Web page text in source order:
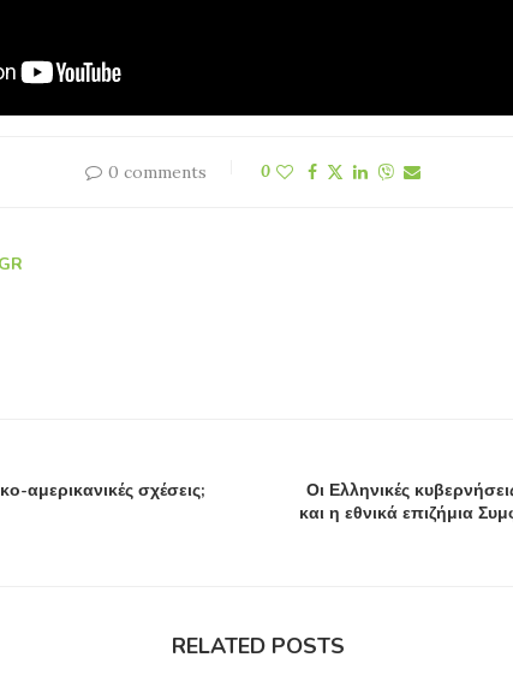
0 comments 0
αμερικανικές σχέσεις;
Οι Ελληνικές
και η εθνικά επιζήμια
RELATED POSTS